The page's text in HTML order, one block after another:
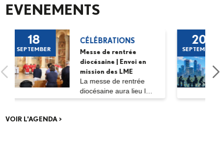
EVENEMENTS
18
SEPTEMBER
CÉLÉBRATIONS
Messe de rentrée
diocésaine | Envoi en
mission des LME
La messe de rentrée
diocésaine aura lieu le
vendredi 18...
20
SEPTEMBER
VOIR L'AGENDA >